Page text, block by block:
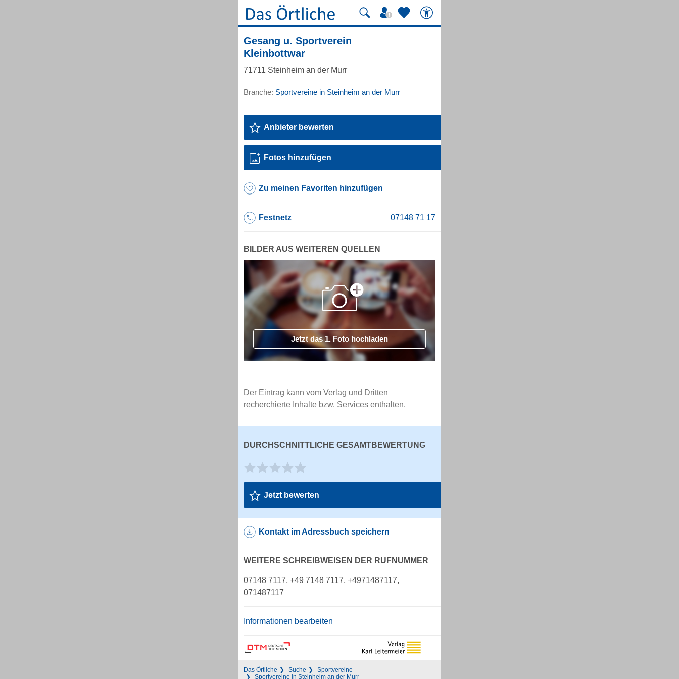
Gesang u. Sportverein
Kleinbottwar
71711 Steinheim an der Murr
Branche: Sportvereine in Steinheim an der Murr
Anbieter bewerten
Fotos hinzufügen
Zu meinen Favoriten hinzufügen
Festnetz
BILDER AUS WEITEREN QUELLEN
Jetzt das 1. Foto hochladen
Der Eintrag kann vom Verlag und Dritten
recherchierte Inhalte bzw. Services enthalten.
DURCHSCHNITTLICHE GESAMTBEWERTUNG
Jetzt bewerten
Kontakt im Adressbuch speichern
WEITERE SCHREIBWEISEN DER RUFNUMMER
07148 7117, +49 7148 7117, +4971487117,
071487117
Informationen bearbeiten
Das Örtliche Suche
Sportvereine
Sportvereine in Steinheim an der Murr